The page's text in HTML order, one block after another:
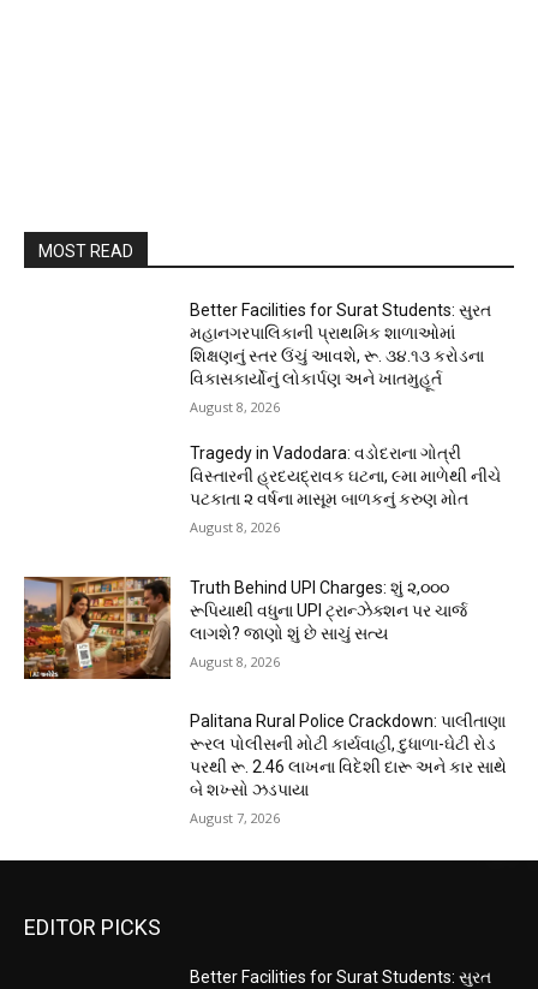
MOST READ
Better Facilities for Surat Students: સુરત
મહાનગરપાલિકાની પ્રાથમિક શાળાઓમાં
શિક્ષણનું સ્તર ઉંચું આવશે, રૂ. ૩૪.૧૩ કરોડના
વિકાસકાર્યોનું લોકાર્પણ અને ખાતમુહૂર્ત
August 8, 2026
Tragedy in Vadodara: વડોદરાના ગોત્રી
વિસ્તારની હ્રદયદ્રાવક ઘટના, ૯મા માળેથી નીચે
પટકાતા ૨ વર્ષના માસૂમ બાળકનું કરુણ મોત
August 8, 2026
Truth Behind UPI Charges: શું ૨,૦૦૦
રૂપિયાથી વધુના UPI ટ્રાન્ઝેક્શન પર ચાર્જ
લાગશે? જાણો શું છે સાચું સત્ય
August 8, 2026
Palitana Rural Police Crackdown: પાલીતાણા
રૂરલ પોલીસની મોટી કાર્યવાહી, દુધાળા-ઘેટી રોડ
પરથી રૂ. 2.46 લાખના વિદેશી દારૂ અને કાર સાથે
બે શખ્સો ઝડપાયા
August 7, 2026
EDITOR PICKS
Better Facilities for Surat Students: સુરત